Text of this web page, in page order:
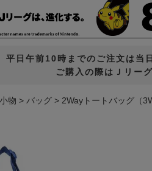
平日午前10時までのご注文は当
ご購入の際はＪリー
物 バッグ 2Wayトートバッグ（